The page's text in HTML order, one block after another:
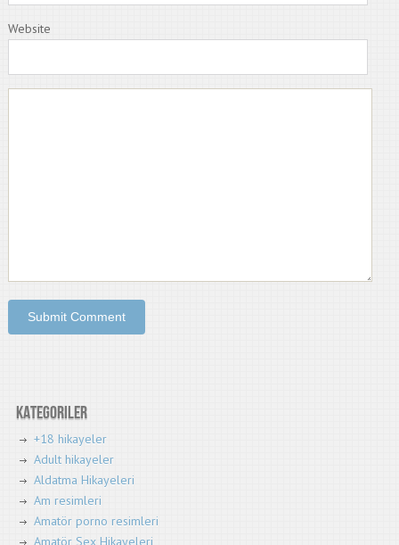
Website
Kategoriler
+18 hikayeler
Adult hikayeler
Aldatma Hikayeleri
Am resimleri
Amatör porno resimleri
Amatör Sex Hikayeleri